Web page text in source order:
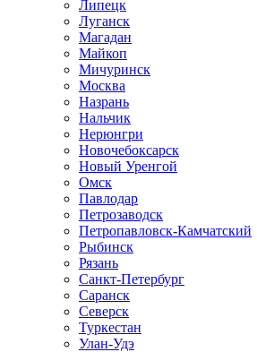
Липецк
Луганск
Магадан
Майкоп
Мичуринск
Москва
Назрань
Нальчик
Нерюнгри
Новочебоксарск
Новый Уренгой
Омск
Павлодар
Петрозаводск
Петропавловск-Камчатский
Рыбинск
Рязань
Санкт-Петербург
Саранск
Северск
Туркестан
Улан-Удэ